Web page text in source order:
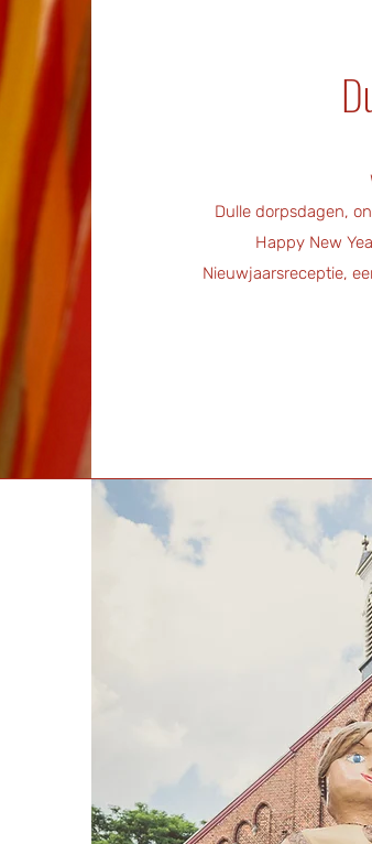
Dulle dorpsdagen,
Happy New
Nieuwjaarsreceptie,